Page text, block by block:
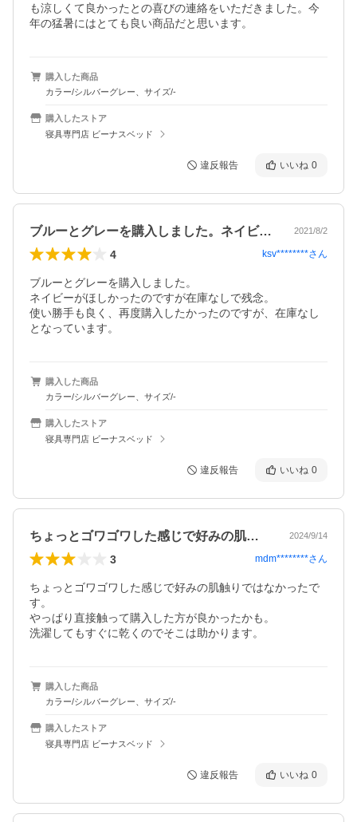
も涼しくて良かったとの喜びの連絡をいただきました。今
年の猛暑にはとても良い商品だと思います。
購入した商品
カラー/シルバーグレー、サイズ/-
購入したストア
寝具専門店 ビーナスベッド
違反報告 いいね 0
ブルーとグレーを購入しました。ネイビー… 2021/8/2
4 ksv********さん
ブルーとグレーを購入しました。
ネイビーがほしかったのですが在庫なしで残念。
使い勝手も良く、再度購入したかったのですが、在庫なし
となっています。
購入した商品
カラー/シルバーグレー、サイズ/-
購入したストア
寝具専門店 ビーナスベッド
違反報告 いいね 0
ちょっとゴワゴワした感じで好みの肌触り… 2024/9/14
3 mdm********さん
ちょっとゴワゴワした感じで好みの肌触りではなかったで
す。
やっぱり直接触って購入した方が良かったかも。
洗濯してもすぐに乾くのでそこは助かります。
購入した商品
カラー/シルバーグレー、サイズ/-
購入したストア
寝具専門店 ビーナスベッド
違反報告 いいね 0